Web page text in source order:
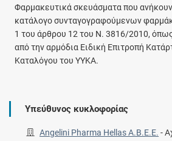
Φαρμακευτικά σκευάσματα που
κατάλογο συνταγογραφούμενων
1 του άρθρου 12 του Ν. 3816/2010,
από την αρμόδια Ειδική Επιτροπή
Καταλόγου του ΥΥΚΑ.
Υπεύθυνος κυκλοφορίας
Angelini Pharma Hellas Α.Β.Ε.Ε. -